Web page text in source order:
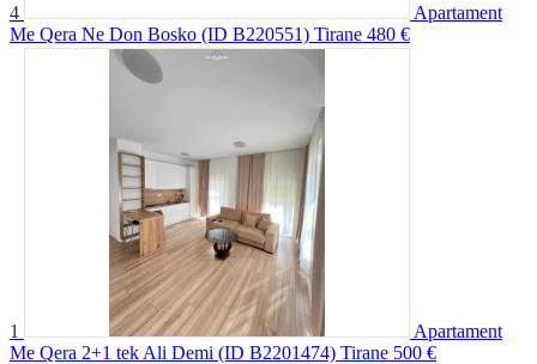
4
Apartament
Me Qera Ne Don Bosko (ID B220551) Tirane 480 €
1
Apartament
Me Qera 2+1 tek Ali Demi (ID B2201474) Tirane 500 €